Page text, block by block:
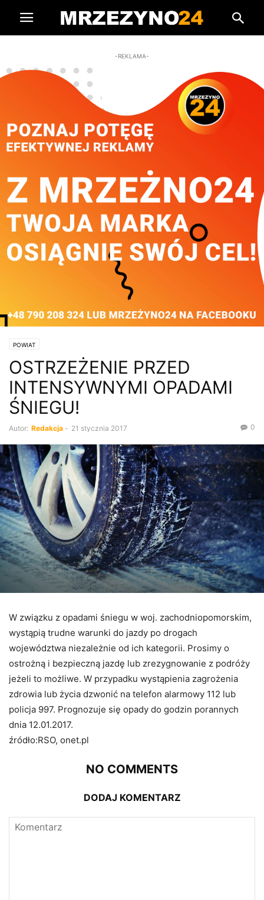
-REKLAMA-
POWIAT
OSTRZEŻENIE PRZED
INTENSYWNYMI OPADAMI
ŚNIEGU!
Autor: Redakcja - 21 stycznia 2017 0
W związku z opadami śniegu w woj. zachodniopomorskim,
wystąpią trudne warunki do jazdy po drogach
województwa niezależnie od ich kategorii. Prosimy o
ostrożną i bezpieczną jazdę lub zrezygnowanie z podróży
jeżeli to możliwe. W przypadku wystąpienia zagrożenia
zdrowia lub życia dzwonić na telefon alarmowy 112 lub
policja 997. Prognozuje się opady do godzin porannych
dnia 12.01.2017.
źródło:RSO, onet.pl
NO COMMENTS
DODAJ KOMENTARZ